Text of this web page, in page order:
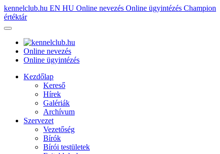
kennelclub.hu EN HU Online nevezés Online ügyintézés Champion
értéktár
Online nevezés
Online ügyintézés
Kezdőlap
Kereső
Hírek
Galériák
Archívum
Szervezet
Vezetőség
Bírók
Bírói testületek